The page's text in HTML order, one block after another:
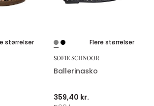
størrelser Flere størrelser
SOFIE SCHNOOR
Ballerinasko
359,40 kr.